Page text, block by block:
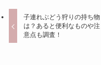
子連れぶどう狩りの持ち物
は？あると便利なものや注
意点も調査！